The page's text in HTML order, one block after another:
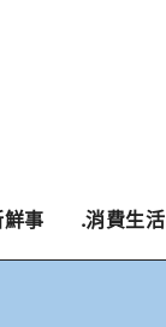
事 .消費生活